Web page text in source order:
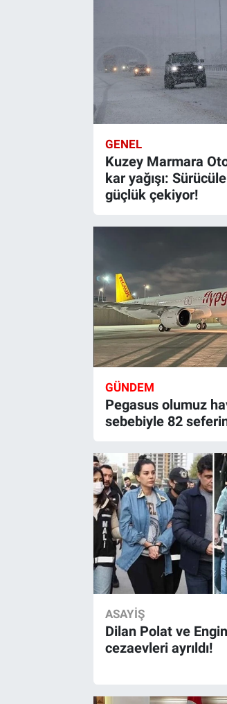
GENEL
Kuzey Marmara
kar yağışı:
güçlük çekiyor!
GÜNDEM
Pegasus olumuz
sebebiyle 82
ASAYIŞ
Dilan Polat ve
cezaevleri ayrıldı!